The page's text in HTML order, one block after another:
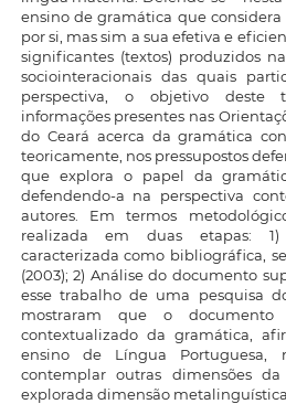
ensino de gramática que
por si, mas sim a sua efetiva e
significantes (textos) produzidos
sociointeracionais das quais
perspectiva, o objetivo deste
informações presentes nas
do Ceará acerca da gramática
teoricamente, nos pressupostos
que explora o papel da
defendendo-a na perspectiva
autores. Em termos
realizada em duas etapas: 1)
caracterizada como bibliográfica,
(2003); 2) Análise do documento
esse trabalho de uma pesquisa
mostraram que o
contextualizado da gramática,
ensino de Língua Portuguesa,
contemplar outras dimensões
explorada dimensão metalinguística.